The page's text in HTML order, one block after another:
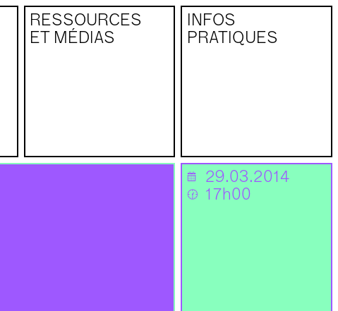
RESSOURCES
ET MÉDIAS
INFOS
PRATIQUES
📅 29.03.2014
🕜 17h00